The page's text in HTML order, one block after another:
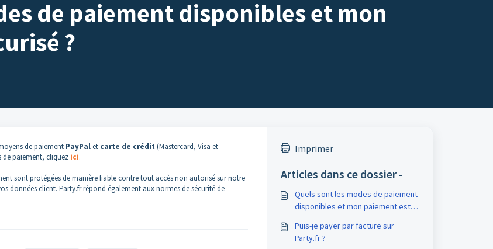
de paiement disponibles et mon
?
de paiement PayPalet carte de crédit (Mastercard, Visa et
de paiement, cliquez ici.
sont protégées de manière fiable contre tout accès non autorisé sur notre
données client. Party.fr répond également aux normes de sécurité de
Imprimer
Articles dans ce dossier -
Quels sont les modes de paiement
disponibles et mon paiement est-il
Puis-je payer par facture sur
Party.fr ?